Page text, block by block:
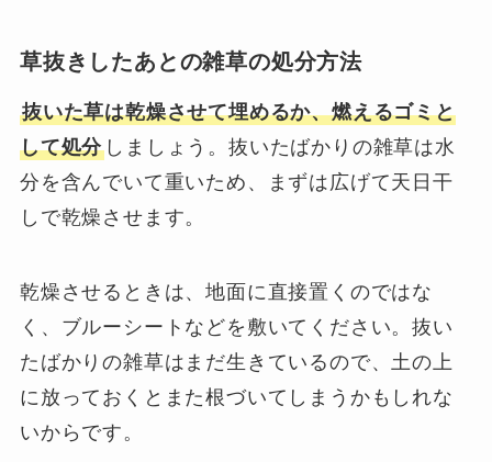
草抜きしたあとの雑草の処分方法
抜いた草は乾燥させて埋めるか、燃えるゴミと
して処分 しましょう。抜いたばかりの雑草は水
分を含んでいて重いため、まずは広げて天日干
しで乾燥させます。
乾燥させるときは、地面に直接置くのではな
く、ブルーシートなどを敷いてください。抜い
たばかりの雑草はまだ生きているので、土の上
に放っておくとまた根づいてしまうかもしれな
いからです。